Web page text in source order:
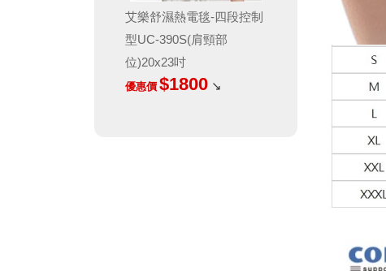
艾樂舒濕熱電毯-四段控制
型UC-390S(肩頸部
位)20x23吋
優惠價 $1800↘